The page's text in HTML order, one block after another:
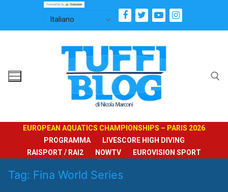
contenuto
EUROPEAN AQUATICS CHAMPIONSHIPS – PARIS 2026
PROGRAMMA
LIVESCORE HIGH DIVING
RAISPORT / RAI2
NOWTV EUROVISION SPORT
Tag: Fina World Series